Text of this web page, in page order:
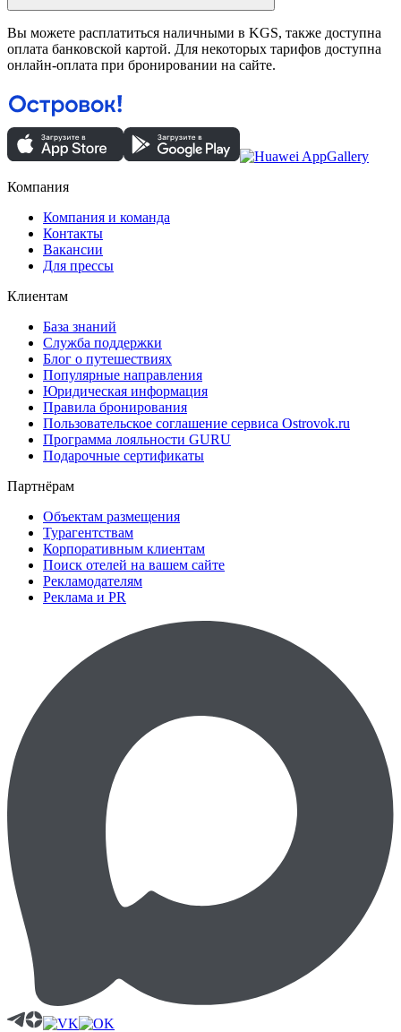
Вы можете расплатиться наличными в KGS, также доступна
оплата банковской картой. Для некоторых тарифов доступна
онлайн-оплата при бронировании на сайте.
Компания
Компания и команда
Контакты
Вакансии
Для прессы
Клиентам
База знаний
Служба поддержки
Блог о путешествиях
Популярные направления
Юридическая информация
Правила бронирования
Пользовательское соглашение сервиса Ostrovok.ru
Программа лояльности GURU
Подарочные сертификаты
Партнёрам
Объектам размещения
Турагентствам
Корпоративным клиентам
Поиск отелей на вашем сайте
Рекламодателям
Реклама и PR